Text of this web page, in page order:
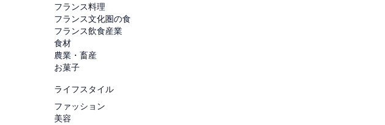
フランス料理
フランス文化圏の食
フランス飲食産業
食材
農業・畜産
お菓子
ライフスタイル
ファッション
美容